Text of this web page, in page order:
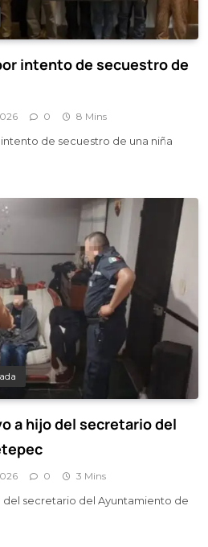
intento de secuestro de
0 8 Mins
de secuestro de una niña
a hijo del secretario del
0 3 Mins
del secretario del Ayuntamiento de